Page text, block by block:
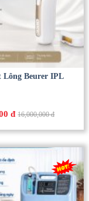
Lông Beurer IPL
đ 16,000,000 đ